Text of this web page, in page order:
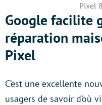
Pixel
Google facilite
réparation
Pixel
C’est une excellente
usagers de savoir d’où